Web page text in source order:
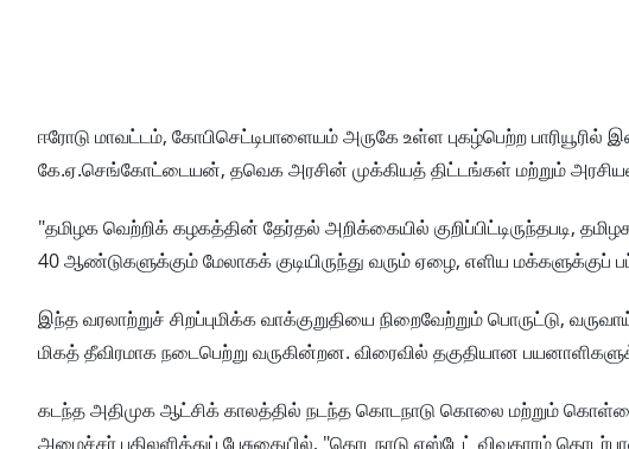
ஈரோடு மாவட்டம், கோபிசெட்டிபாளையம் அருகே உள்ள புகழ்பெற்ற
கே.ஏ.செங்கோட்டையன், தவெக அரசின் முக்கியத் திட்டங்கள் மற்றும் அரசியல்
"தமிழக வெற்றிக் கழகத்தின் தேர்தல் அறிக்கையில் குறிப்பிட்டிருந்தபடி,
40 ஆண்டுகளுக்கும் மேலாகக் குடியிருந்து வரும் ஏழை, எளிய மக்களுக்குப்
இந்த வரலாற்றுச் சிறப்புமிக்க வாக்குறுதியை நிறைவேற்றும் பொருட்டு,
மிகத் தீவிரமாக நடைபெற்று வருகின்றன. விரைவில் தகுதியான
கடந்த அதிமுக ஆட்சிக் காலத்தில் நடந்த கொடநாடு கொலை மற்றும்
அமைச்சர் பதிலளித்துப் பேசுகையில், "கொடநாடு எஸ்டேட் விவகாரம்